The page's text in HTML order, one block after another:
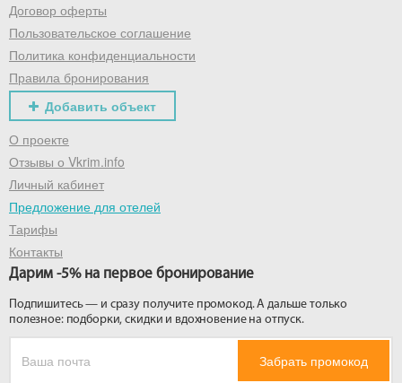
Договор оферты
Пользовательское соглашение
Политика конфиденциальности
Правила бронирования
Добавить объект
О проекте
Отзывы о Vkrim.info
Личный кабинет
Предложение для отелей
Тарифы
Контакты
Дарим -5% на первое бронирование
Подпишитесь — и сразу получите промокод. А дальше только
полезное: подборки, скидки и вдохновение на отпуск.
Забрать промокод